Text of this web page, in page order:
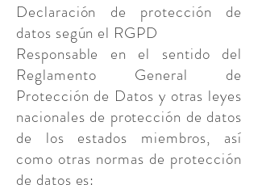
Declaración de protección de
datos según el RGPD
Responsable en el sentido del
Reglamento General de
Protección de Datos y otras leyes
nacionales de protección de datos
de los estados miembros, así
como otras normas de protección
de datos es: